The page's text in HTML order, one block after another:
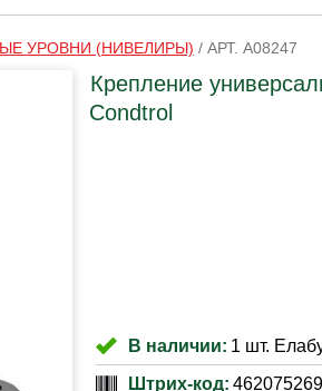
УРОВНИ (НИВЕЛИРЫ) / АРТ. A08247
Крепление
Condtrol
В наличии: 1 шт.
Штрих-код: